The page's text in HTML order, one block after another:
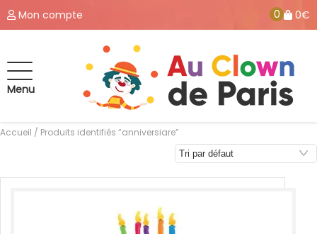
Mon compte 0 0€
Menu
Accueil / Produits identifiés “anniversiare”